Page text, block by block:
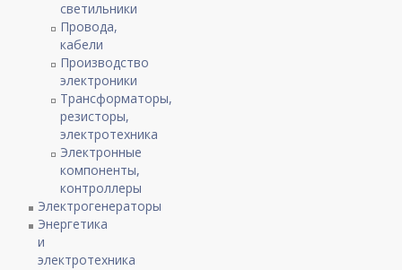
светильники
Провода,
кабели
Производство
электроники
Трансформаторы,
резисторы,
электротехника
Электронные
компоненты,
контроллеры
Электрогенераторы
Энергетика
и
электротехника